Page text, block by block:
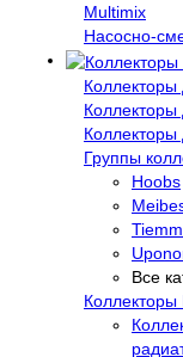
Multimix
Насосно-
Коллекторы
Коллекторы
Группы
Hoobs
Все
Коллекторы